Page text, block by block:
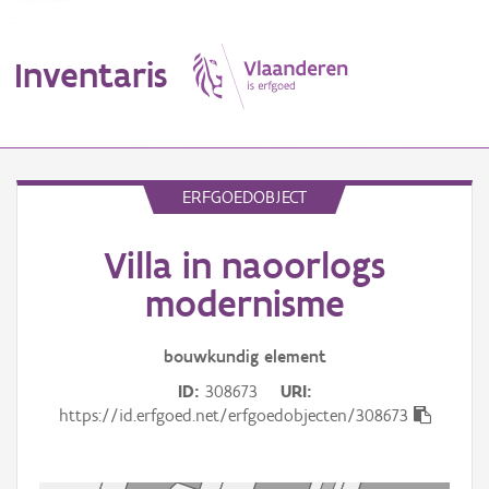
Inventaris
Erfgoedobject
ERFGOEDOBJECT
Villa in naoorlogs
modernisme
bouwkundig element
ID 308673
URI
https://id.erfgoed.net/erfgoedobjecten/308673